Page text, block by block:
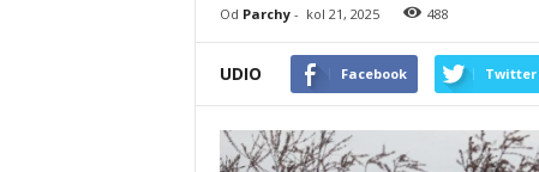
Od Parchy- kol 21, 2025 488
UDIO Facebook Twitter